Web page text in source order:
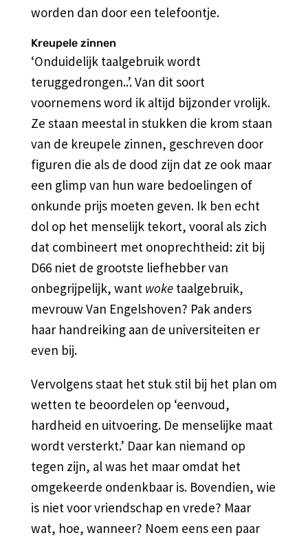
worden dan door een telefoontje.
Kreupele zinnen
‘Onduidelijk taalgebruik wordt
teruggedrongen..’. Van dit soort
voornemens word ik altijd bijzonder vrolijk.
Ze staan meestal in stukken die krom staan
van de kreupele zinnen, geschreven door
figuren die als de dood zijn dat ze ook maar
een glimp van hun ware bedoelingen of
onkunde prijs moeten geven. Ik ben echt
dol op het menselijk tekort, vooral als zich
dat combineert met onoprechtheid: zit bij
D66 niet de grootste liefhebber van
onbegrijpelijk, want woketaalgebruik,
mevrouw Van Engelshoven? Pak anders
haar handreiking aan de universiteiten er
even bij.
Vervolgens staat het stuk stil bij het plan om
wetten te beoordelen op ‘eenvoud,
hardheid en uitvoering. De menselijke maat
wordt versterkt.’ Daar kan niemand op
tegen zijn, al was het maar omdat het
omgekeerde ondenkbaar is. Bovendien, wie
is niet voor vriendschap en vrede? Maar
wat, hoe, wanneer? Noem eens een paar